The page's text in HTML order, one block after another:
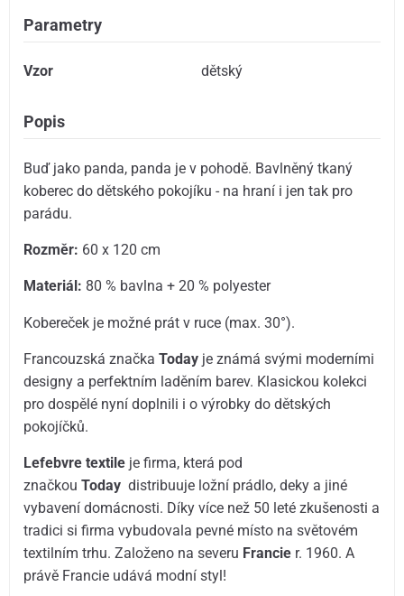
Parametry
Vzor dětský
Popis
Buď jako panda, panda je v pohodě. Bavlněný tkaný
koberec do dětského pokojíku - na hraní i jen tak pro
parádu.
Rozměr: 60 x 120 cm
Materiál: 80 % bavlna + 20 % polyester
Kobereček je možné prát v ruce (max. 30°).
Francouzská značkaToday je známá svými moderními
designy a perfektním laděním barev. Klasickou kolekci
pro dospělé nyní doplnili i o výrobky do dětských
pokojíčků.
Lefebvre textile je firma, která pod
značkouToday distribuuje ložní prádlo, deky a jiné
vybavení domácnosti. Díky více než 50 leté zkušenosti a
tradici si firma vybudovala pevné místo na světovém
textilním trhu. Založeno na severu Francie r. 1960. A
právě Francie udává modní styl!